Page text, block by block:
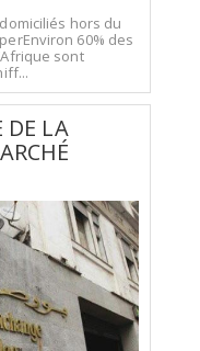
hors du
60% des
sont
DE LA